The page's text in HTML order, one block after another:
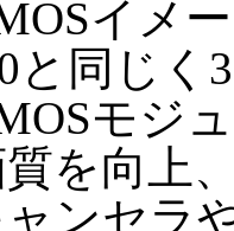
イメ
と同じく
モジ
を向上
ャンセラ